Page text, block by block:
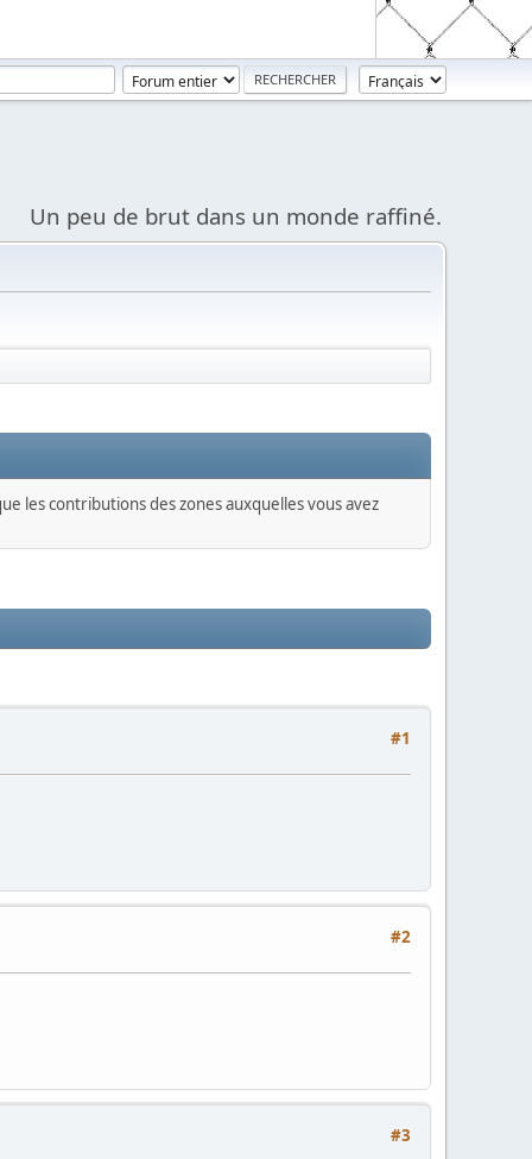
Un peu de brut dans un monde raffiné.
les contributions des zones auxquelles vous avez
#1
#2
#3